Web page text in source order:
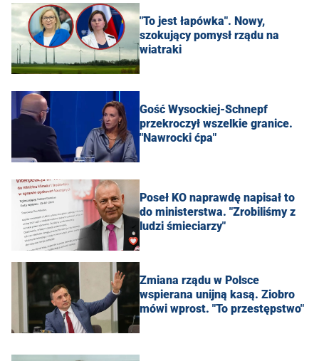
"To jest łapówka". Nowy,
szokujący pomysł rządu na
wiatraki
Gość Wysockiej-Schnepf
przekroczył wszelkie granice.
"Nawrocki ćpa"
Poseł KO naprawdę napisał to
do ministerstwa. "Zrobiliśmy z
ludzi śmieciarzy"
Zmiana rządu w Polsce
wspierana unijną kasą. Ziobro
mówi wprost. "To przestępstwo"